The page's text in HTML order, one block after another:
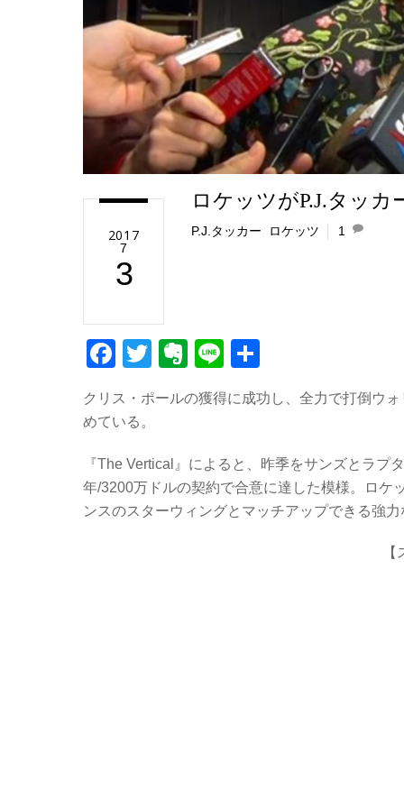
2017
7
3
ロケッツがP.J.タッカ
P.J.タッカー ロケッツ 1
F
c
b
o
o
T
tt
E
er
ot
e
Li
e
クリス・ポールの獲得に成功し、全力で打倒ウ
めている。
『The Vertical』によると、昨季をサンズとラプ
年/3200万ドルの契約で合意に達した模様。ロケ
ンスのスターウィングとマッチアップできる強